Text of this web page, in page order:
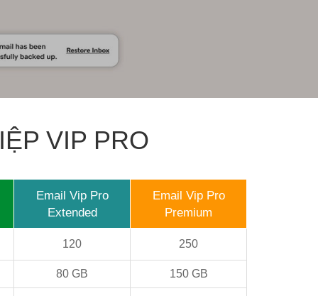
VIP PRO
Email Vip Pro
Extended
Email Vip Pro
Premium
120 250
80 GB 150 GB